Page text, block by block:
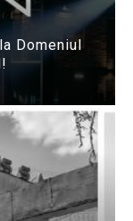
Domeniul